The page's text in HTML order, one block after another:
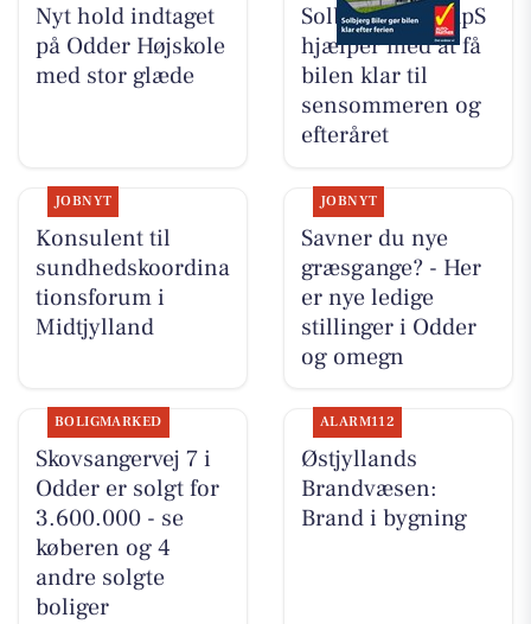
Nyt hold indtaget
på Odder Højskole
med stor glæde
Solbjerg Biler ApS
hjælper med at få
bilen klar til
sensommeren og
efteråret
JOBNYT
Konsulent til
sundhedskoordina
tionsforum i
Midtjylland
JOBNYT
Savner du nye
græsgange? - Her
er nye ledige
stillinger i Odder
og omegn
BOLIGMARKED
Skovsangervej 7 i
Odder er solgt for
3.600.000 - se
køberen og 4
andre solgte
boliger
ALARM112
Østjyllands
Brandvæsen:
Brand i bygning